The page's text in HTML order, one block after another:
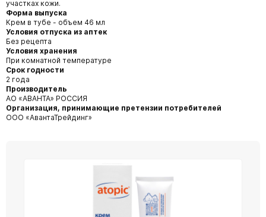
участках кожи.
Форма выпуска
Крем в тубе - объем 46 мл
Условия отпуска из аптек
Без рецепта
Условия хранения
При комнатной температуре
Срок годности
2 года
Производитель
АО «АВАНТА» РОССИЯ
Организация, принимающие претензии потребителей
ООО «АвантаТрейдинг»